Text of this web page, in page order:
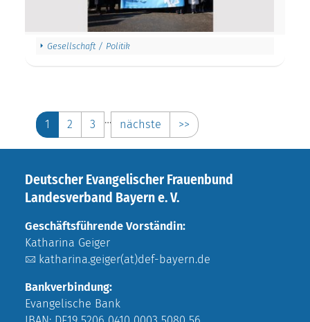
Gesellschaft / Politik
1 2 3 … nächste >>
Deutscher Evangelischer Frauenbund
Landesverband Bayern e. V.
Geschäftsführende Vorständin:
Katharina Geiger
katharina.geiger(at)def-bayern.de
Bankverbindung:
Evangelische Bank